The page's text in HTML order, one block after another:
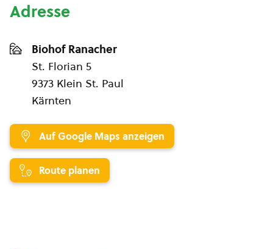
Adresse
Biohof Ranacher
St. Florian 5
9373 Klein St. Paul
Kärnten
Auf Google Maps anzeigen
Route planen